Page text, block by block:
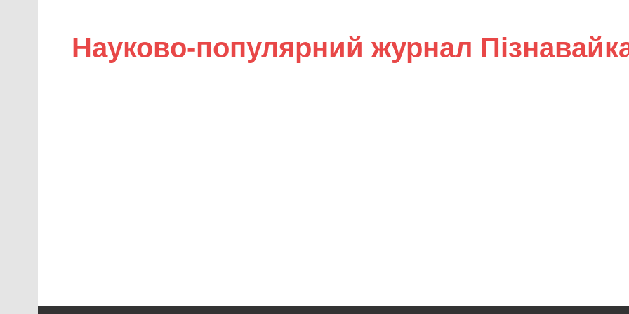
Науково-популярний журнал